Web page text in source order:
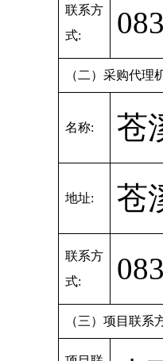
联系方
式:
（二）采购代理
名称: 苍
地址: 苍
联系方
式:
（三）项目联系